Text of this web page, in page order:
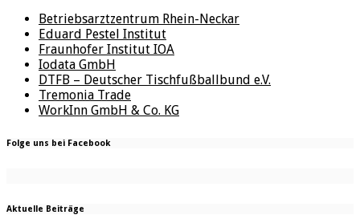
Betriebsarztzentrum Rhein-Neckar
Eduard Pestel Institut
Fraunhofer Institut IOA
Iodata GmbH
DTFB – Deutscher Tischfußballbund e.V.
Tremonia Trade
WorkInn GmbH & Co. KG
Folge uns bei Facebook
Aktuelle Beiträge